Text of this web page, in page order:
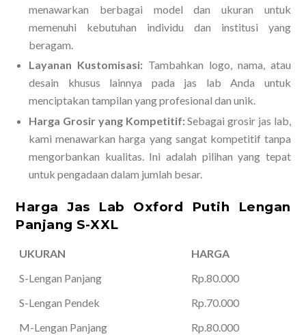
menawarkan berbagai model dan ukuran untuk
memenuhi kebutuhan individu dan institusi yang
beragam.
Layanan Kustomisasi: Tambahkan logo, nama, atau
desain khusus lainnya pada jas lab Anda untuk
menciptakan tampilan yang profesional dan unik.
Harga Grosir yang Kompetitif:Sebagai grosir jas lab,
kami menawarkan harga yang sangat kompetitif tanpa
mengorbankan kualitas. Ini adalah pilihan yang tepat
untuk pengadaan dalam jumlah besar.
Harga Jas Lab Oxford Putih Lengan
Panjang S-XXL
UKURAN
HARGA
S-Lengan Panjang
Rp.80.000
S-Lengan Pendek
Rp.70.000
M-Lengan Panjang
Rp.80.000